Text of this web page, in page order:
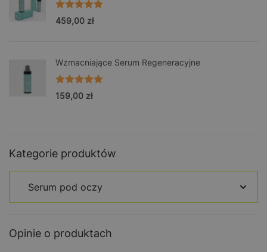
Oceniono
459,00 zł
Wzmacniające Serum Regeneracyjne
Oceniono
159,00 zł
Kategorie produktów
Opinie o produktach